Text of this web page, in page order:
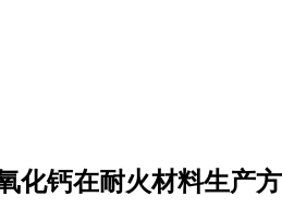
化钙在耐火材料生产